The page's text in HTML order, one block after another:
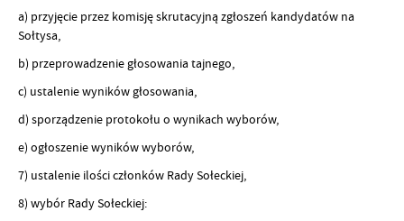
a) przyjęcie przez komisję skrutacyjną zgłoszeń kandydatów na
Sołtysa,
b) przeprowadzenie głosowania tajnego,
c) ustalenie wyników głosowania,
d) sporządzenie protokołu o wynikach wyborów,
e) ogłoszenie wyników wyborów,
7) ustalenie ilości członków Rady Sołeckiej,
8) wybór Rady Sołeckiej: